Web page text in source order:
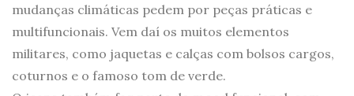
mudanças climáticas pedem por peças práticas e
multifuncionais. Vem daí os muitos elementos
militares, como jaquetas e calças com bolsos cargos,
coturnos e o famoso tom de verde.